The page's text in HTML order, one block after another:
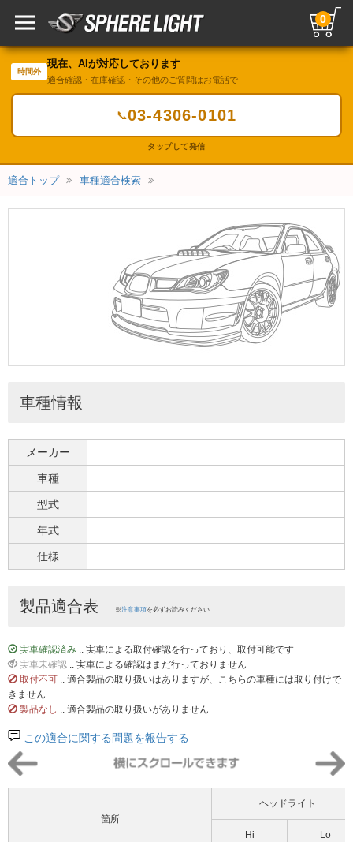
0
時間外
現在、AIが対応しております
適合確認・在庫確認・その他のご質問はお電話で
📞03-4306-0101
タップして発信
適合トップ 車種適合検索
車種情報
メーカー
車種
型式
年式
仕様
製品適合表 ※注意事項を必ずお読みください
実車確認済み .. 実車による取付確認を行っており、取付可能です
実車未確認 .. 実車による確認はまだ行っておりません
取付不可 .. 適合製品の取り扱いはありますが、こちらの車種には取り付けで
きません
製品なし .. 適合製品の取り扱いがありません
この適合に関する問題を報告する
箇所
ヘッドライト
Hi Lo